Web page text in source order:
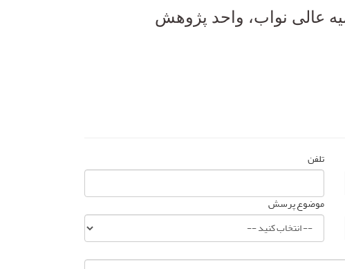
تلفن
موضوع پرسش